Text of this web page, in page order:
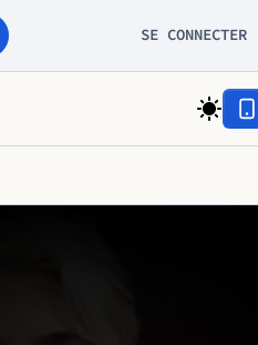
SE CONNECTER